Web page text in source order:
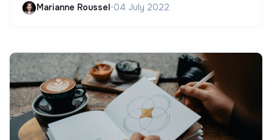
Marianne Roussel •04 July 2022